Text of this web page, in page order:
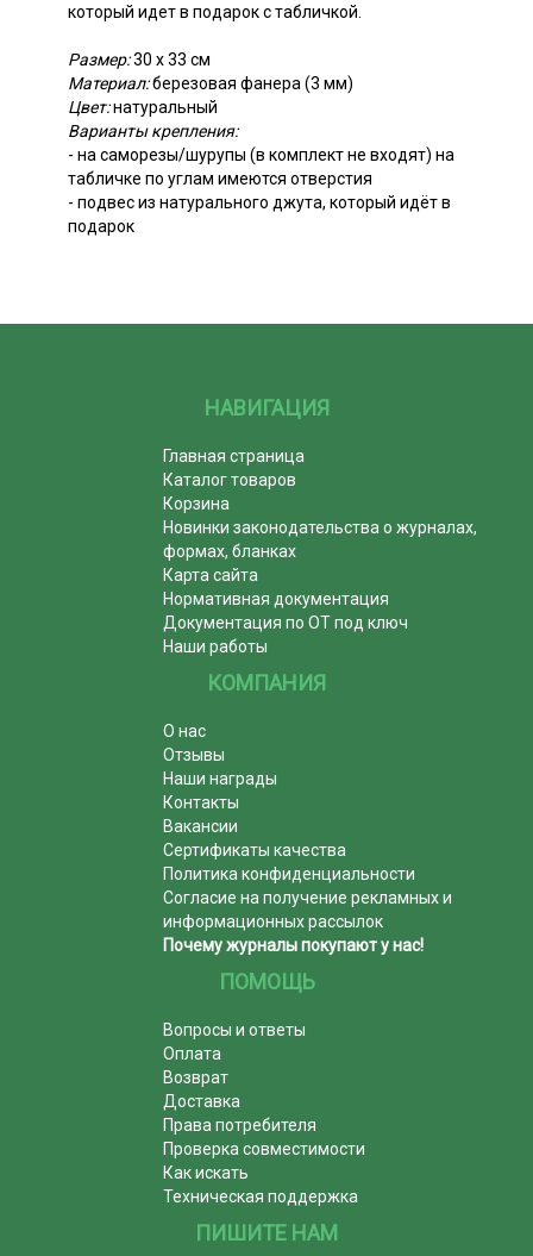
который идет в подарок с табличкой.
Размер:30 х 33 см
Материал:березовая фанера (3 мм)
Цвет:натуральный
Варианты крепления:
- на саморезы/шурупы (в комплект не входят) на
табличке по углам имеются отверстия
- подвес из натурального джута, который идёт в
подарок
НАВИГАЦИЯ
Главная страница
Каталог товаров
Корзина
Новинки законодательства о журналах,
формах, бланках
Карта сайта
Нормативная документация
Документация по ОТ под ключ
Наши работы
КОМПАНИЯ
О нас
Отзывы
Наши награды
Контакты
Вакансии
Сертификаты качества
Политика конфиденциальности
Согласие на получение рекламных и
информационных рассылок
Почему журналы покупают у нас!
ПОМОЩЬ
Вопросы и ответы
Оплата
Возврат
Доставка
Права потребителя
Проверка совместимости
Как искать
Техническая поддержка
ПИШИТЕ НАМ